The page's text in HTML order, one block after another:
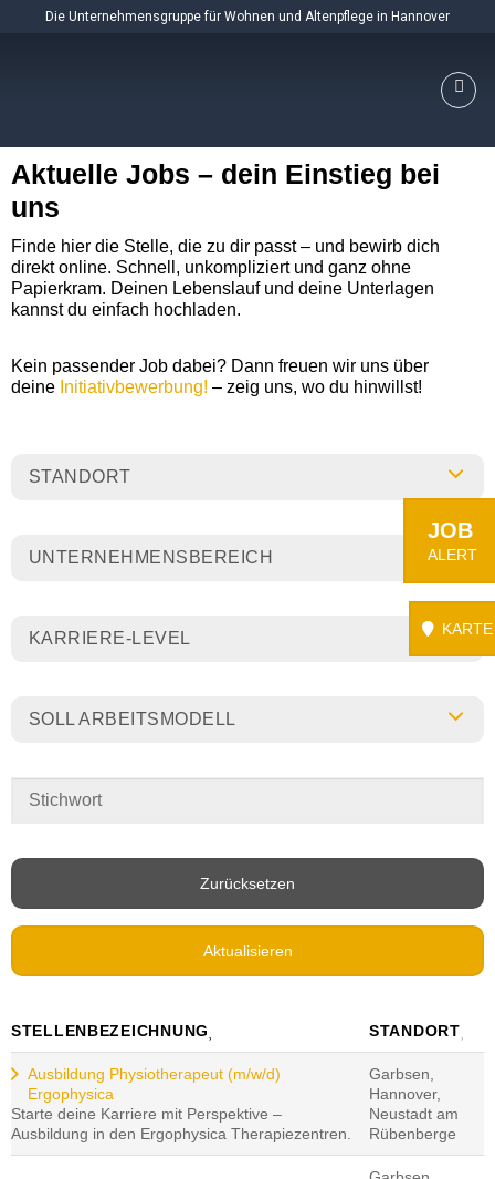
Die Unternehmensgruppe für Wohnen und Altenpflege in Hannover
Aktuelle Jobs – dein Einstieg bei
uns
Finde hier die Stelle, die zu dir passt – und bewirb dich
direkt online. Schnell, unkompliziert und ganz ohne
Papierkram. Deinen Lebenslauf und deine Unterlagen
kannst du einfach hochladen.
Kein passender Job dabei? Dann freuen wir uns über
deine Initiativbewerbung! – zeig uns, wo du hinwillst!
STANDORT
UNTERNEHMENSBEREICH
KARRIERE-LEVEL
SOLL ARBEITSMODELL
Zurücksetzen
Aktualisieren
STELLENBEZEICHNUNG STANDORT
Ausbildung Physiotherapeut (m/w/d)
Ergophysica
Starte deine Karriere mit Perspektive –
Ausbildung in den Ergophysica Therapiezentren.
Garbsen,
Hannover,
Neustadt am
Rübenberge
JOB
ALERT
KARTE